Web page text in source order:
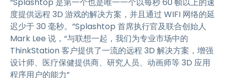
度提供远程 3D 游戏的解决方案，并且通过 WIFI 网络的延
迟少于 30 毫秒。”Splashtop 首席执行官及联合创始人
Mark Lee 说，“与联想一起，我们为专业市场中的
ThinkStation 客户提供了一流的远程 3D 解决方案，增强
设计师、医疗保健提供商、研究人员、动画师等 3D 应用
程序用户的能力”